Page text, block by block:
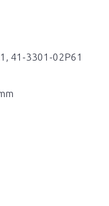
41-3301-02P61